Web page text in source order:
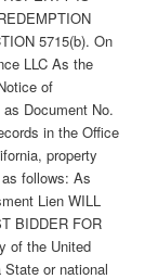
5715(b). On
LLC As the
of
Document No.
in the Office
property
follows: As
Lien WILL
BIDDER FOR
of the United
or national